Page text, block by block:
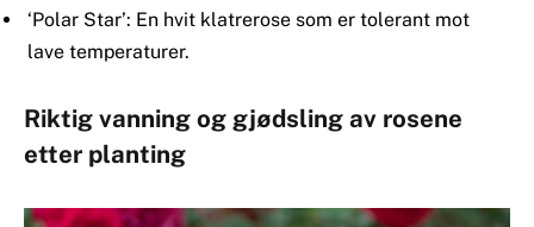
‘Polar Star’: En hvit klatrerose som er tolerant mot
lave temperaturer.
Riktig vanning og gjødsling av rosene
etter planting